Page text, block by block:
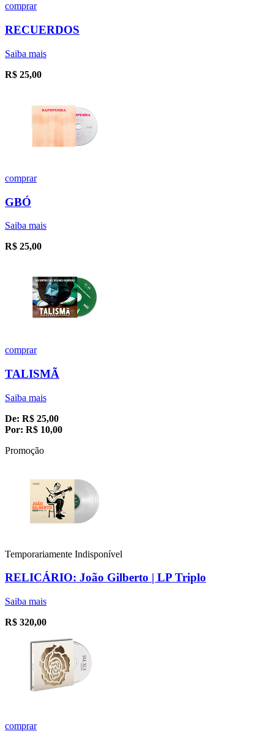
comprar
RECUERDOS
Saiba mais
R$ 25,00
comprar
GBÓ
Saiba mais
R$ 25,00
comprar
TALISMÃ
Saiba mais
De: R$ 25,00
Por: R$ 10,00
Promoção
Temporariamente Indisponível
RELICÁRIO: João Gilberto | LP Triplo
Saiba mais
R$ 320,00
comprar